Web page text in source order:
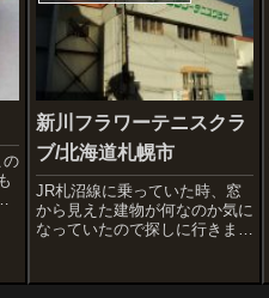
の
新川フラワーテニスクラ
ブ/北海道札幌市
JR札沼線に乗っていた時、窓
から見えた建物が何なのか気に
なっていたので探しに行きまし
全開で好みの体育館です。喫茶